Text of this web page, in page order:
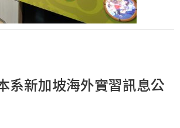
系新加坡海外實習訊息公